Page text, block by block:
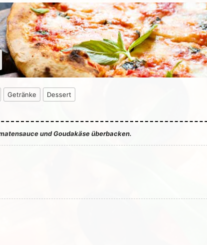
Getränke Dessert
und Goudakäse überbacken.